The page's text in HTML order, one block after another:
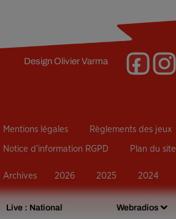
Live : National Webradios
DesignOlivier Varma
Mentions légales Règlements des jeux
Notice d’information RGPD Plan du site
Archives 2026 2025 2024